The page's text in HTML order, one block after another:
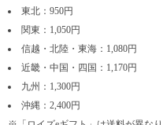
東北：950円
関東：1,050円
信越・北陸・東海：1,080円
近畿・中国・四国：1,170円
九州：1,300円
沖縄：2,400円